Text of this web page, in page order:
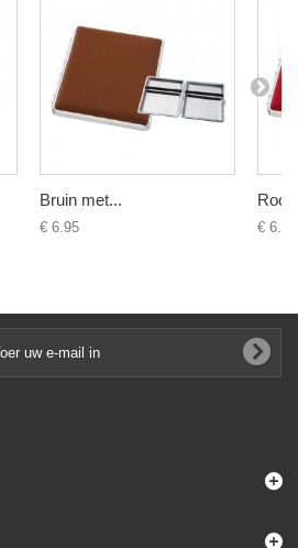
Bruin met...
€ 6.95 € 6.95